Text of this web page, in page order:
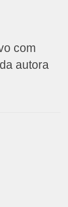
com
autora